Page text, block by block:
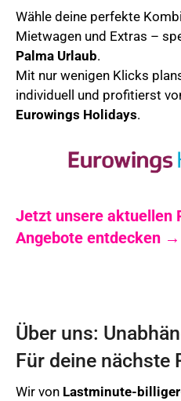
Wähle deine perfekte
Mietwagen und Extras –
Palma Urlaub.
Mit nur wenigen Klicks
individuell und profitierst
Eurowings Holidays.
Jetzt unsere aktuellen
Angebote entdecken →
Über uns:
Für deine nächste
Wir von Lastminute-